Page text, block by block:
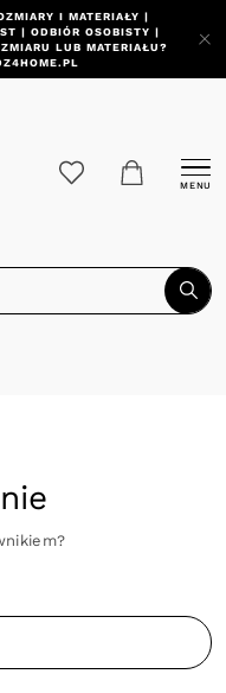
I MATERIAŁY |
| ODBIÓR OSOBISTY |
LUB MATERIAŁU?
MENU